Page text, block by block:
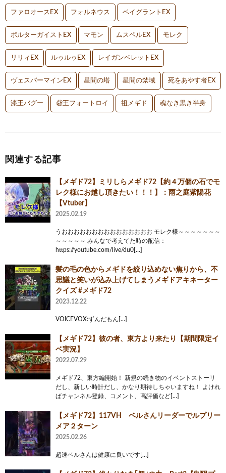
ファロオースEX フォルネウス ベイグラントEX
ポルターガイストEX マモン ムスペルEX モレク
リリィEX ルゥルゥEX レイガンベレットEX
ヴェスパーマインEX 星間の塔 星間の禁域 死をあやす者EX
漆王バグー 砦王フォートロイ 祖メギド 魂なき黒き半身
関連する記事
【メギド72】ミリしらメギド72【約４万個の石でモ
レク様にお越し頂きたい！！！】：雨之庭紫陽花
【Vtuber】
2025.02.19
うおおおおおおおおおおおおおおお モレク様～～～～～～～
～～～～～ みんなで考えてた時の配信：
https://youtube.com/live/du0[…]
髪の毛の色からメギドを絞り込めない焦りから、不
思議と笑いが込み上げてしまうメギドアキネーター
クイズ #メギド72
2023.12.22
VOICEVOX:ずんだもん[…]
【メギド72】彼の者、東方より来たり【期間限定イ
ベ実況】
2022.07.29
メギド72、東方編開始！ 新規の続き物のイベントストーリ
だし、新しい時計だし、かなり期待しちゃいますね！ よけれ
ばチャンネル登録、コメント、高評価など[…]
【メギド72】117VH ベルさんリーダーでルプリー
メア２ターン
2025.02.26
超速ベルさんは健康に良いです[…]